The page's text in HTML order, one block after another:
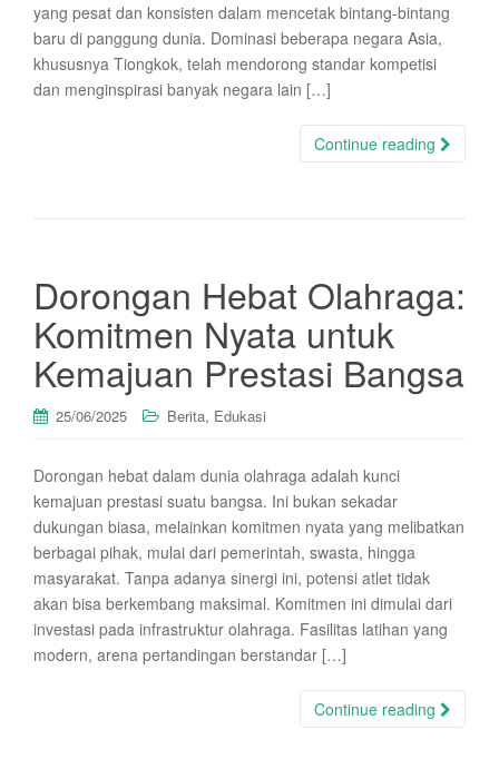
yang pesat dan konsisten dalam mencetak bintang-bintang
baru di panggung dunia. Dominasi beberapa negara Asia,
khususnya Tiongkok, telah mendorong standar kompetisi
dan menginspirasi banyak negara lain […]
Continue reading
Dorongan Hebat Olahraga:
Komitmen Nyata untuk
Kemajuan Prestasi Bangsa
25/06/2025 Berita, Edukasi
Dorongan hebat dalam dunia olahraga adalah kunci
kemajuan prestasi suatu bangsa. Ini bukan sekadar
dukungan biasa, melainkan komitmen nyata yang melibatkan
berbagai pihak, mulai dari pemerintah, swasta, hingga
masyarakat. Tanpa adanya sinergi ini, potensi atlet tidak
akan bisa berkembang maksimal. Komitmen ini dimulai dari
investasi pada infrastruktur olahraga. Fasilitas latihan yang
modern, arena pertandingan berstandar […]
Continue reading